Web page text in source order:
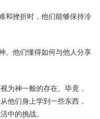
和挫折时，他们能够保持冷
。他们懂得如何与他人分享
为神一般的存在。毕竟，
他们身上学到一些东西，
中的挑战。